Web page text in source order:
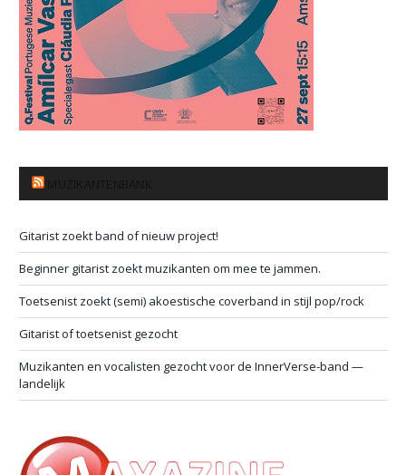
Gitarist zoekt band of nieuw project!
Beginner gitarist zoekt muzikanten om mee te jammen.
Toetsenist zoekt (semi) akoestische coverband in stijl pop/rock
Gitarist of toetsenist gezocht
Muzikanten en vocalisten gezocht voor de InnerVerse-band —
landelijk